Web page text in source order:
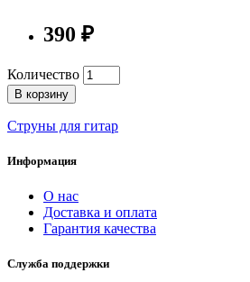
390 ₽
Количество
В корзину
Струны для гитар
Информация
О нас
Доставка и оплата
Гарантия качества
Служба поддержки